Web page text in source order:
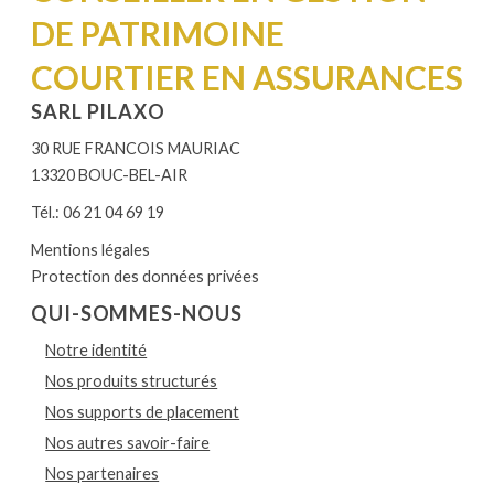
DE PATRIMOINE
COURTIER EN ASSURANCES
SARL PILAXO
30 RUE FRANCOIS MAURIAC
13320 BOUC-BEL-AIR
Tél.: 06 21 04 69 19
Mentions légales
Protection des données privées
QUI-SOMMES-NOUS
Notre identité
Nos produits structurés
Nos supports de placement
Nos autres savoir-faire
Nos partenaires